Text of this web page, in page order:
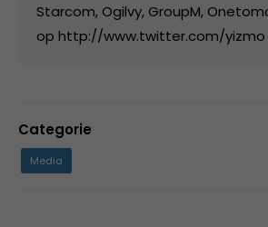
Starcom, Ogilvy, GroupM,
op http://www.twitter.com/yizmo
Categorie
Media